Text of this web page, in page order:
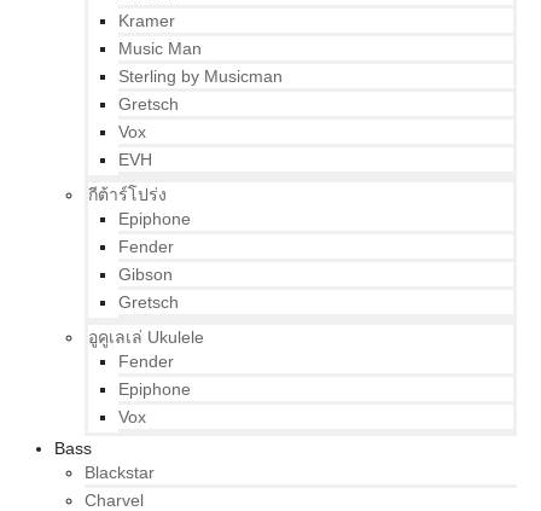
Kramer
Music Man
Sterling by Musicman
Gretsch
Vox
EVH
กีต้าร์โปร่ง
Epiphone
Fender
Gibson
Gretsch
อูคูเลเล่ Ukulele
Fender
Epiphone
Vox
Bass
Blackstar
Charvel